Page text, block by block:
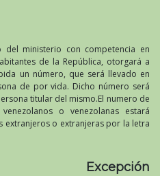
del ministerio con competencia en
de la República, otorgará a
un número, que será llevado en
de por vida. Dicho número será
titular del mismo.El numero de
o venezolanas estará
extranjeros o extranjeras por la letra
Excepción